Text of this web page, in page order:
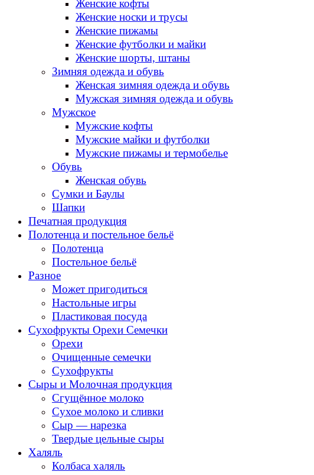
Женские кофты
Женские носки и трусы
Женские пижамы
Женские футболки и майки
Женские шорты, штаны
Зимняя одежда и обувь
Женская зимняя одежда и обувь
Мужская зимняя одежда и обувь
Мужское
Мужские кофты
Мужские майки и футболки
Мужские пижамы и термобелье
Обувь
Женская обувь
Сумки и Баулы
Шапки
Печатная продукция
Полотенца и постельное бельё
Полотенца
Постельное бельё
Разное
Может пригодиться
Настольные игры
Пластиковая посуда
Сухофрукты Орехи Семечки
Орехи
Очищенные семечки
Сухофрукты
Сыры и Молочная продукция
Сгущённое молоко
Сухое молоко и сливки
Сыр — нарезка
Твердые цельные сыры
Халяль
Колбаса халяль